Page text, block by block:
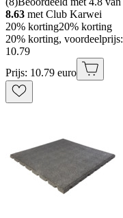
8.63 met Club Karwei
20% korting20% korting
20% korting,
10.79
Prijs: 10.79 euro